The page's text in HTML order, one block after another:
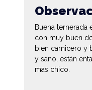
Buena ternerada
con muy buen
bien carnicero y
y sano, están
mas chico.